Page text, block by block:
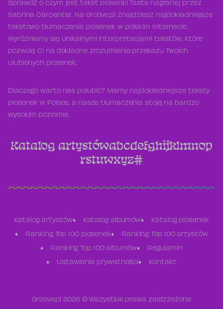
Sprawdź o czym jest tekst piosenki Taste nagranej przez
Sabrina Carpenter. Na Groove.pl znajdziesz najdokładniejsze
tekstowo tłumaczenia piosenek w polskim Internecie.
Wyróżniamy się unikalnymi interpretacjami tekstów, które
pozwolą Ci na dokładne zrozumienie przekazu Twoich
ulubionych piosenek.
Dlaczego warto nas polubić? Mamy najdokładniejsze teksty
piosenek w Polsce, a nasze tłumaczenia stoją na bardzo
wysokim poziomie.
Katalog artystówabcdefghijklmnop
rstuwxyz#
Katalog artystów Katalog albumów Katalog piosenek
Ranking Top 100 piosenek Ranking Top 100 artystów
Ranking Top 100 albumów Regulamin
Ustawienia prywatności Kontakt
Groove.pl 2026 © Wszystkie prawa zastrzeżone